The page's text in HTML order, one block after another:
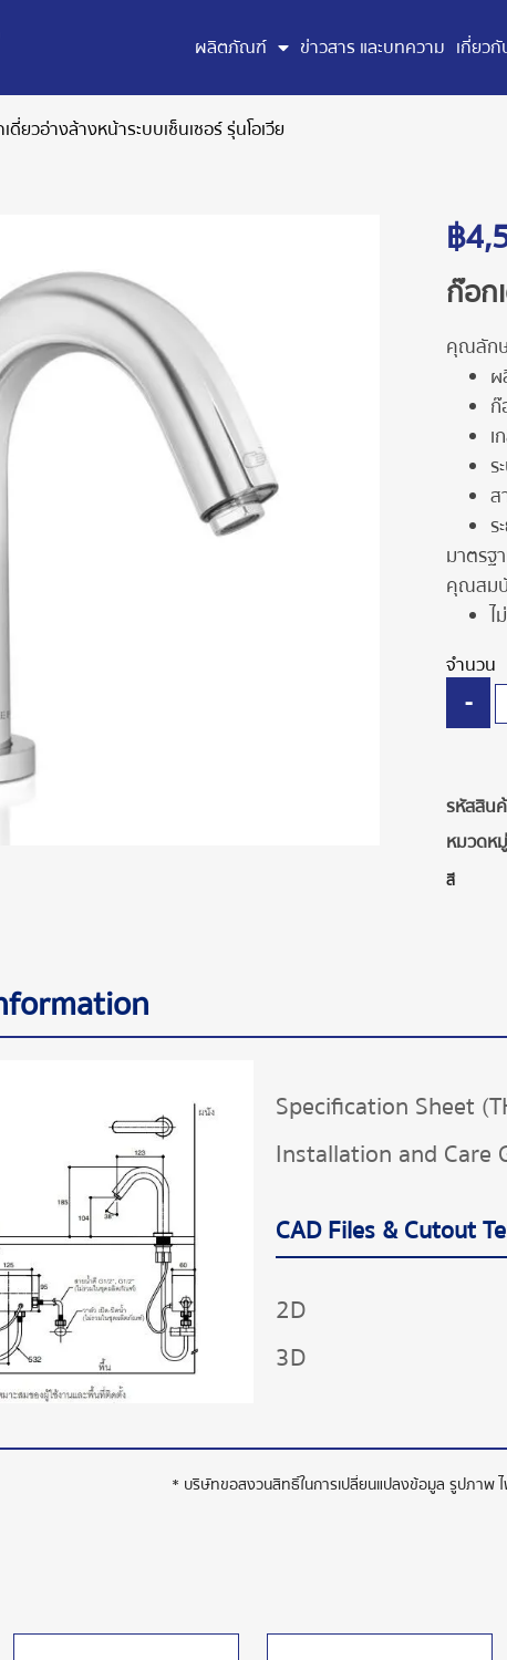
ผลิตภัณฑ์ ข่าวสาร และบทความ เกี่ยวกั
ดี่ยวอ่างล้างหน้าระบบเซ็นเซอร์ รุ่นโอเวีย
฿
ก๊อก
คุณลัก
ผ
ก๊
เ
ร
ส
ร
มาตรฐ
คุณสม
ไ
จำนวน
-
รหัสสิน
หมวดหมู่
สี
Specification Sheet
Installation and Care
CAD Files & Cutout
2D
3D
* บริษัทขอสงวนสิทธิ์ในการเปลี่ยนแปลงข้อมูล รูปภา